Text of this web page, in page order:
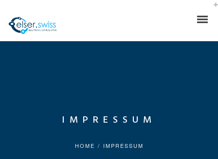
IMPRESSUM
HOME / IMPRESSUM